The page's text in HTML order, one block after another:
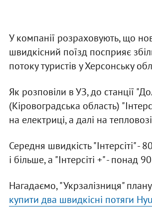
У компанії розраховують, що
швидкісний поїзд посприяє
потоку туристів у Херсонську
Як розповіли в УЗ, до станції
(Кіровоградська область)
на електриці, а далі на
Середня швидкість "Інтерсіті" -
і більше, а "Інтерсіті +" - понад
Нагадаємо, "Укрзалізниця"
купити два швидкісні потяги